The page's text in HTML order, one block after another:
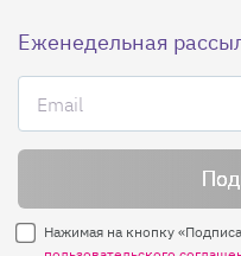
Еженедельная
Нажимая на кнопку